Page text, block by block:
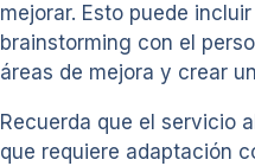
mejorar. Esto puede
brainstorming con el
áreas de mejora y crear
Recuerda que el servicio
que requiere adaptación